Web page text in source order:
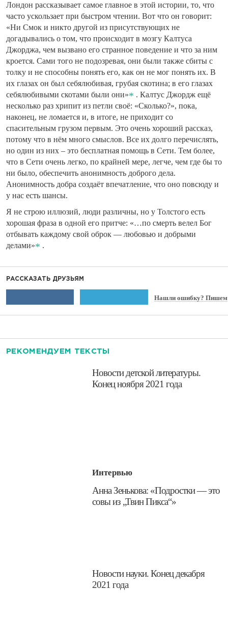
Лондон рассказывает самое главное в этой истории, то, что
часто ускользает при быстром чтении. Вот что он говорит:
«Ни Смок и никто другой из присутствующих не
догадывались о том, что происходит в мозгу Калтуса
Джорджа, чем вызвано его странное поведение и что за ним
кроется. Сами того не подозревая, они были также сбиты с
толку и не способны понять его, как он не мог понять их. В
их глазах он был себялюбивая, грубая скотина; в его глазах
себялюбивыми скотами были они»
. Калтус Джордж ещё
несколько раз хрипит из петли своё: «Сколько?», пока,
наконец, не ломается и, в итоге, не приходит со
спасительным грузом первым. Это очень хороший рассказ,
потому что в нём много смыслов. Все их долго перечислять,
но один из них – это бесплатная помощь в Сети. Тем более,
что в Сети очень легко, по крайней мере, легче, чем где бы то
ни было, обеспечить анонимность доброго дела.
Анонимность добра создаёт впечатление, что оно повсюду и
у нас есть шансы.
Я не строю иллюзий, люди различны, но у Толстого есть
хорошая фраза в одной его притче: «…по смерть велел Бог
отбывать каждому свой оброк — любовью и добрыми
делами»
.
РАССКАЗАТЬ ДРУЗЬЯМ
Нашли ошибку? Пишем
РЕКОМЕНДУЕМ ТЕКСТЫ
​Новости детской литературы.
Конец ноября 2021 года
Интервью
​Анна Зенькова: «Подростки — это
совы из „Твин Пикса“»
​Новости науки. Конец декабря
2021 года